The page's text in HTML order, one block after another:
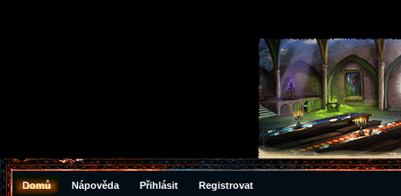
Domů Nápověda Přihlásit Registrovat